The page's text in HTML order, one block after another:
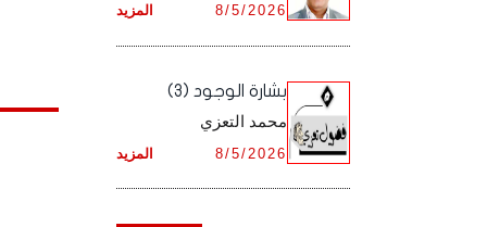
المزيد 8/5/2026
بشارة الوجود (3)
محمد التعزي
المزيد 8/5/2026